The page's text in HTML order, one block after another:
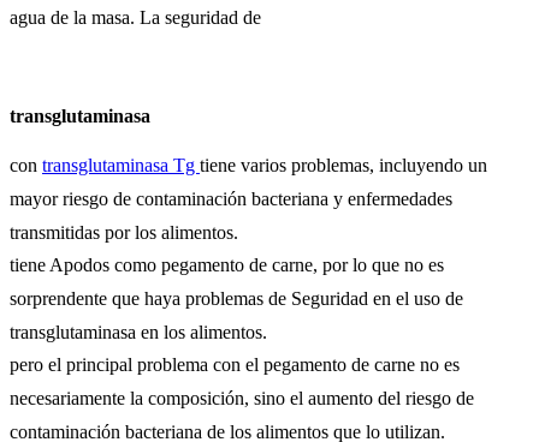
agua de la masa. La seguridad de
transglutaminasa
con transglutaminasa Tg tiene varios problemas, incluyendo un
mayor riesgo de contaminación bacteriana y enfermedades
transmitidas por los alimentos.
tiene Apodos como pegamento de carne, por lo que no es
sorprendente que haya problemas de Seguridad en el uso de
transglutaminasa en los alimentos.
pero el principal problema con el pegamento de carne no es
necesariamente la composición, sino el aumento del riesgo de
contaminación bacteriana de los alimentos que lo utilizan.